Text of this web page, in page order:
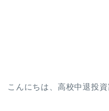
こんにちは、高校中退投資